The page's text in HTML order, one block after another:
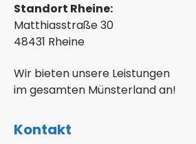
Standort Rheine:
Matthiasstraße 30
48431 Rheine
Wir bieten unsere Leistungen
im gesamten Münsterland an!
Kontakt